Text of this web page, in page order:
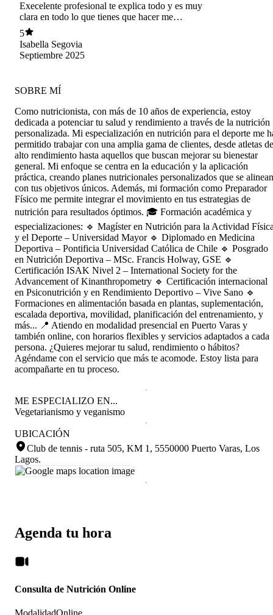
Execelente profesional te explica todo y es muy
clara en todo lo que tienes que hacer me
ayudado y enseñado como debo tener mi
alimentación.
5
Isabella Segovia
Septiembre 2025
Agenda tu hora
Consulta de Nutrición Online
SOBRE MÍ
Como nutricionista, con más de 10 años de experiencia, estoy
dedicada a potenciar tu salud y rendimiento a través de la nutrición
personalizada. Mi especialización en nutrición para el deporte me
permitido trabajar con una amplia gama de clientes, desde atletas de
alto rendimiento hasta aquellos que buscan mejorar su bienestar
general. Mi enfoque se centra en la educación y la aplicación
práctica, creando planes nutricionales personalizados que se alinean
con tus objetivos únicos. Además, mi formación como Preparador
Físico me permite integrar el movimiento en tus estrategias de
nutrición para resultados óptimos. 🎓 Formación académica y
especializaciones: 🔹 Magíster en Nutrición para la Actividad
y el Deporte – Universidad Mayor 🔹 Diplomado en Medicina
Deportiva – Pontificia Universidad Católica de Chile 🔹 Posgrado
en Nutrición Deportiva – MSc. Francis Holway, GSE 🔹
Certificación ISAK Nivel 2 – International Society for the
Advancement of Kinanthropometry 🔹 Certificación internacional
en Psiconutrición y en Rendimiento Deportivo – Vive Sano 🔹
Formaciones en alimentación basada en plantas, suplementación,
escalada deportiva, movilidad, planificación del entrenamiento, y
más... 📍 Atiendo en modalidad presencial en Puerto Varas y
también online, con horarios flexibles y servicios adaptados a cada
persona. ¿Quieres mejorar tu salud, rendimiento o hábitos?
Agéndame con el servicio que más te acomode. Estoy lista para
acompañarte en tu proceso.
ME ESPECIALIZO EN...
Vegetarianismo y veganismo
UBICACIÓN
Club de tennis - ruta 505, KM 1, 5550000 Puerto Varas, Los
Lagos.